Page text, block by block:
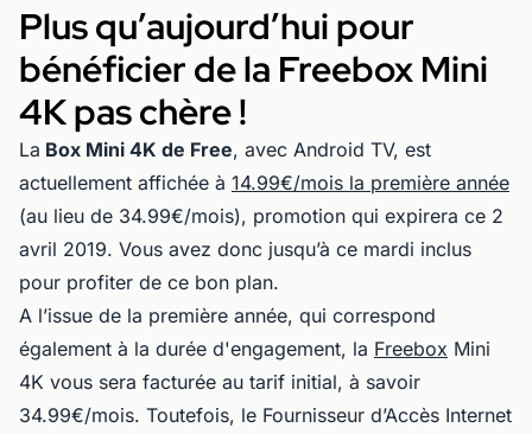
Plus qu’aujourd’hui pour
bénéficier de la Freebox Mini
4K pas chère !
La Box Mini 4K de Free, avec Android TV, est
actuellement affichée à 14.99€/mois la première année
(au lieu de 34.99€/mois), promotion qui expirera ce 2
avril 2019. Vous avez donc jusqu’à ce mardi inclus
pour profiter de ce bon plan.
A l’issue de la première année, qui correspond
également à la durée d'engagement, la Freebox Mini
4K vous sera facturée au tarif initial, à savoir
34.99€/mois. Toutefois, le Fournisseur d’Accès Internet